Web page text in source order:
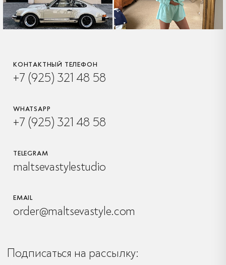
КОНТАКТНЫЙ ТЕЛЕФОН
+7 (925) 321 48 58
WHATSAPP
+7 (925) 321 48 58
TELEGRAM
maltsevastylestudio
EMAIL
order@maltsevastyle.com
Подписаться на рассылку: